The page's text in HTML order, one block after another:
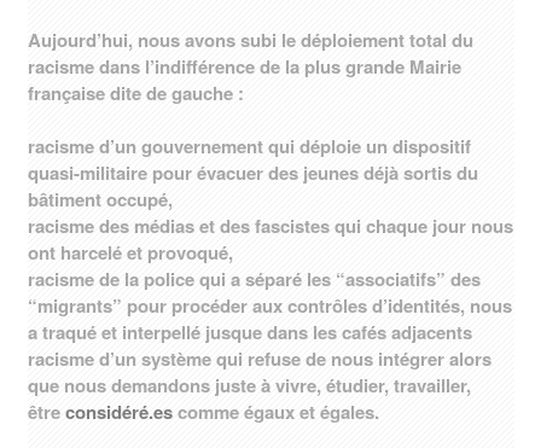
Aujourd’hui, nous avons subi le déploiement total du
racisme dans l’indifférence de la plus grande Mairie
française dite de gauche :
racisme d’un gouvernement qui déploie un dispositif
quasi-militaire pour évacuer des jeunes déjà sortis du
bâtiment occupé,
racisme des médias et des fascistes qui chaque jour nous
ont harcelé et provoqué,
racisme de la police qui a séparé les “associatifs” des
“migrants” pour procéder aux contrôles d’identités, nous
a traqué et interpellé jusque dans les cafés adjacents
racisme d’un système qui refuse de nous intégrer alors
que nous demandons juste à vivre, étudier, travailler,
êtreconsidéré.escomme égaux et égales.